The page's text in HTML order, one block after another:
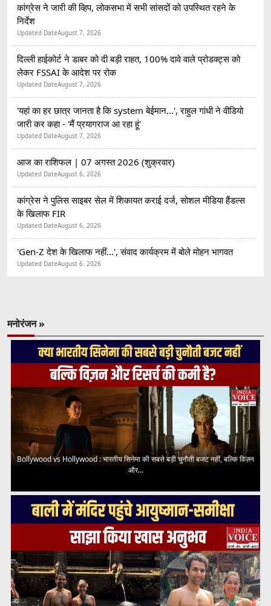
कांग्रेस ने जारी की व्हिप, लोकसभा में सभी सांसदों को उपस्थित रहने के
निर्देश
Updated DateAugust 7, 2026
दिल्ली हाईकोर्ट ने डाबर को दी बड़ी राहत, 100% दावे वाले प्रोडक्ट्स को
लेकर FSSAI के आदेश पर रोक
Updated DateAugust 7, 2026
'यहां का हर छात्र जानता है कि system बेईमान...', राहुल गांधी ने वीडियो
जारी कर कहा - 'मैं प्रयागराज आ रहा हूं'
Updated DateAugust 7, 2026
आज का राशिफल | 07 अगस्त 2026 (शुक्रवार)
Updated DateAugust 6, 2026
कांग्रेस ने पुलिस साइबर सेल में शिकायत कराई दर्ज, सोशल मीडिया हैंडल्स
के खिलाफ FIR
Updated DateAugust 6, 2026
'Gen-Z देश के खिलाफ नहीं...', संवाद कार्यक्रम में बोले मोहन भागवत
Updated DateAugust 6, 2026
मनोरंजन »
Bollywood vs Hollywood : भारतीय सिनेमा की सबसे बड़ी चुनौती बजट नहीं, बल्कि विज़न
और...